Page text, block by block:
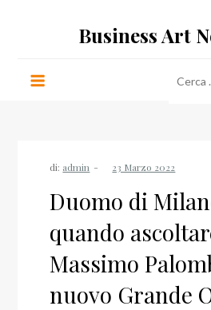
Business Art
per:
di: admin
Duomo di
quando
Massimo
nuovo Grande